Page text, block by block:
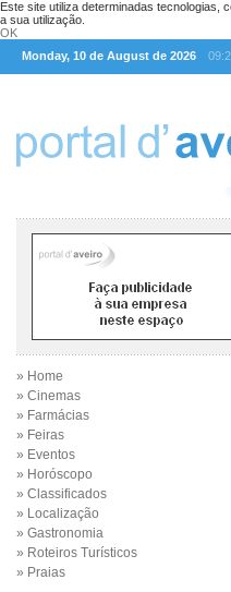
Este site utiliza determinadas tecnologias,
a sua utilização.
OK
Monday, 10 de August de 2026
» Home
» Cinemas
» Farmácias
» Feiras
» Eventos
» Horóscopo
» Classificados
» Localização
» Gastronomia
» Roteiros Turísticos
» Praias